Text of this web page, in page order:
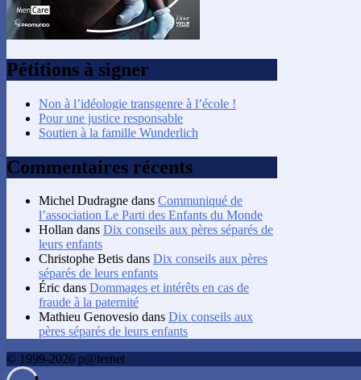
Pétitions à signer
Non à l’idéologie transgenre à l’école !
Pour une justice responsable
Soutien à la famille Wunderlich
Commentaires récents
Michel Dudragne dans Communiqué de
l’association Le Parti des Enfants du Monde
Hollan dans Dix conseils aux pères séparés de
leurs enfants
Christophe Betis dans Dix conseils aux pères
séparés de leurs enfants
Éric dans Dommages et intérêts en cas de
fraude à la paternité
Mathieu Genovesio dans Dix conseils aux
pères séparés de leurs enfants
© 1999-2026 p@ternet